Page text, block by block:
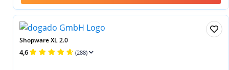
Shopware XL 2.0
4,6 (288)